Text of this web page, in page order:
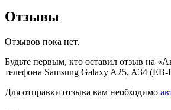
Отзывы
Отзывов пока нет.
Будьте первым, кто оставил отзыв на
телефона Samsung Galaxy A25, A34
Для отправки отзыва вам необходимо